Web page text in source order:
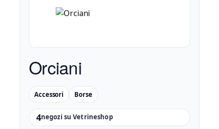
Orciani
4negozi su Vetrineshop
Accessori Borse